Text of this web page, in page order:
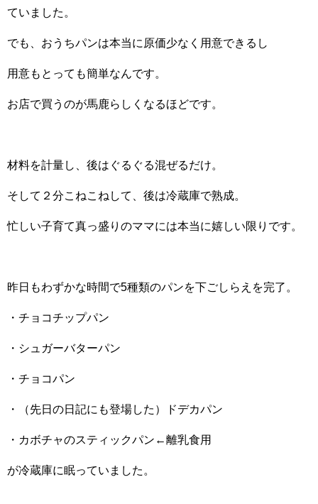
ていました。
でも、おうちパンは本当に原価少なく用意できるし
用意もとっても簡単なんです。
お店で買うのが馬鹿らしくなるほどです。
材料を計量し、後はぐるぐる混ぜるだけ。
そして２分こねこねして、後は冷蔵庫で熟成。
忙しい子育て真っ盛りのママには本当に嬉しい限りです。
昨日もわずかな時間で5種類のパンを下ごしらえを完了。
・チョコチップパン
・シュガーバターパン
・チョコパン
・（先日の日記にも登場した）ドデカパン
・カボチャのスティックパン←離乳食用
が冷蔵庫に眠っていました。